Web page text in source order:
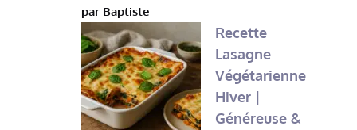
par Baptiste
Recette
Lasagne
Végétarienne
Hiver |
Généreuse &